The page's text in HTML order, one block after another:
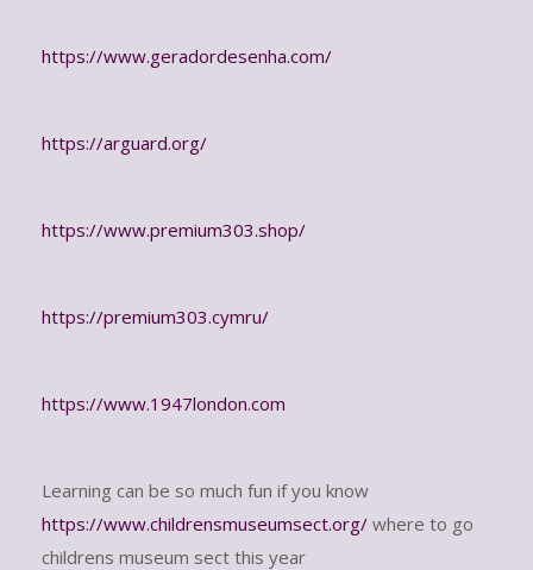
https://www.geradordesenha.com/
https://arguard.org/
https://www.premium303.shop/
https://premium303.cymru/
https://www.1947london.com
Learning can be so much fun if you know
https://www.childrensmuseumsect.org/ where to go
childrens museum sect this year